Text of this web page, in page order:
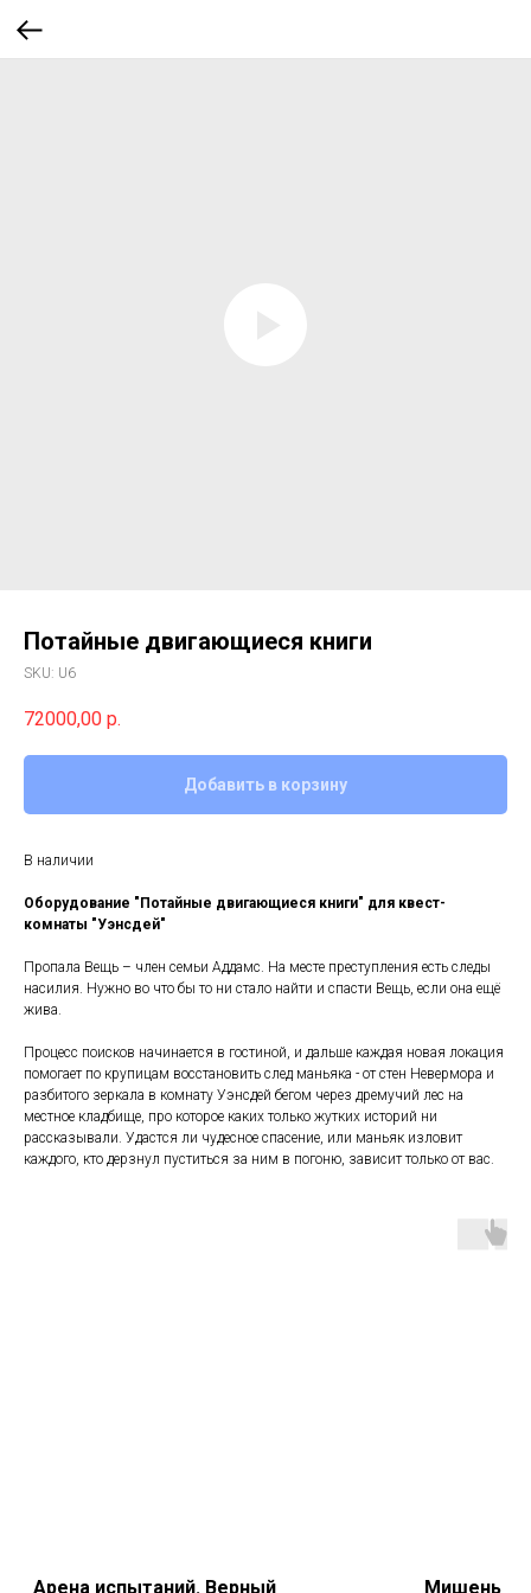
Потайные двигающиеся книги
SKU: U6
72000,00 р.
Добавить в корзину
В наличии
Оборудование "Потайные двигающиеся книги" для квест-
комнаты "Уэнсдей"
Пропала Вещь – член семьи Аддамс. На месте преступления есть следы
насилия. Нужно во что бы то ни стало найти и спасти Вещь, если она ещё
жива.
Процесс поисков начинается в гостиной, и дальше каждая новая локация
помогает по крупицам восстановить след маньяка - от стен Невермора и
разбитого зеркала в комнату Уэнсдей бегом через дремучий лес на
местное кладбище, про которое каких только жутких историй ни
рассказывали. Удастся ли чудесное спасение, или маньяк изловит
каждого, кто дерзнул пуститься за ним в погоню, зависит только от вас.
Арена испытаний. Верный Мишень